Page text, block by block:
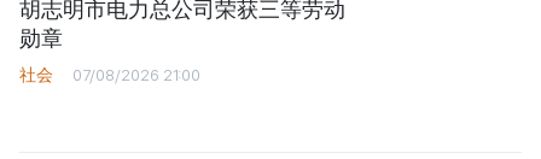
胡志明市电力总公司荣获三等劳动
勋章
社会 07/08/2026 21:00